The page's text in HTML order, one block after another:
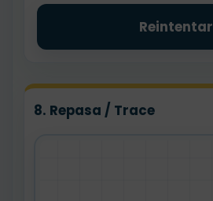
Reintentar
8. Repasa / Trace